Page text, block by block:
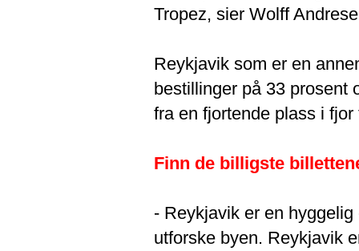
Tropez, sier Wolff
Reykjavik som er en
bestillinger på 33 prosent
fra en fjortende plass i
Finn de billigste
- Reykjavik er en
utforske byen. Reykjavik